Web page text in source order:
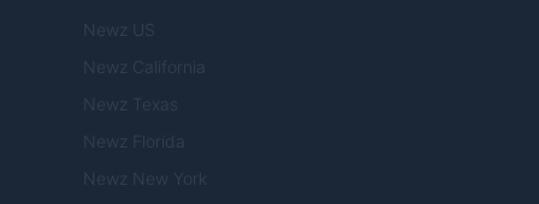
Newz US
Newz California
Newz Texas
Newz Florida
Newz New York